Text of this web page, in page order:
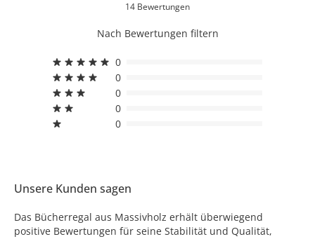
14 Bewertungen
Nach Bewertungen filtern
0
0
0
0
0
Unsere Kunden sagen
Das Bücherregal aus Massivholz erhält überwiegend
positive Bewertungen für seine Stabilität und Qualität,